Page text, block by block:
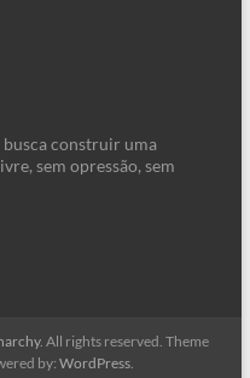
busca construir uma
sem opressão, sem
. All rights reserved. Theme
by:WordPress.